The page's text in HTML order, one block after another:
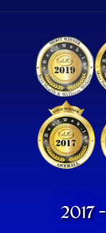
2017 -